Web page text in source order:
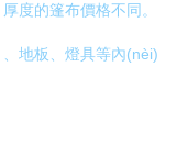
度的篷布價格不同。
地板、燈具等內(nèi)